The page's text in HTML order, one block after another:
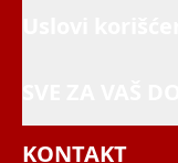
KONTAKT